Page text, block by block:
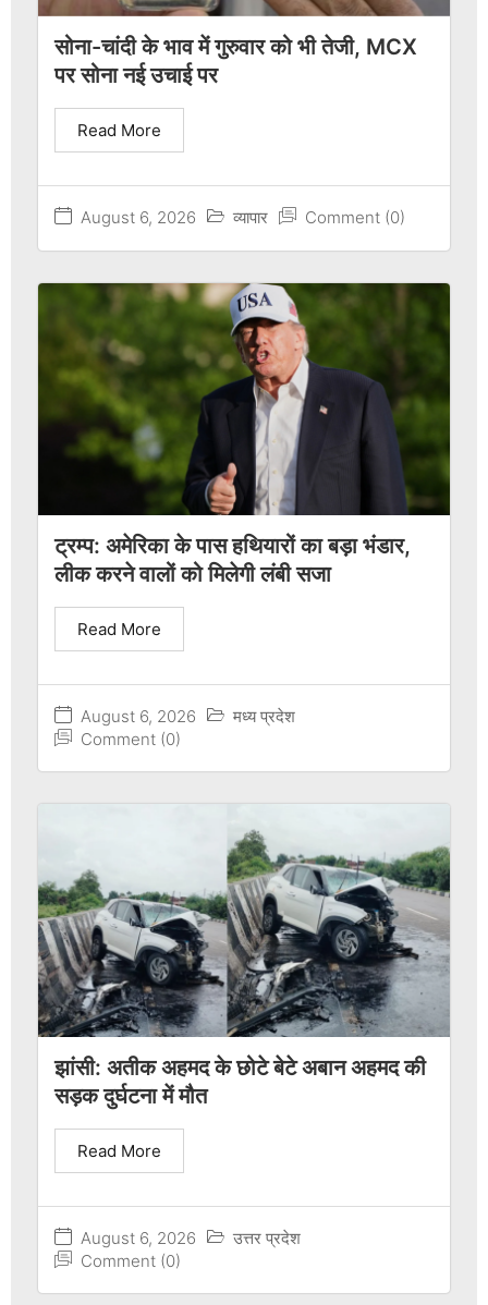
सोना-चांदी के भाव में गुरुवार को भी तेजी, MCX
पर सोना नई उचाई पर
August 6, 2026 व्यापार Comment (0)
Read More
ट्रम्प: अमेरिका के पास हथियारों का बड़ा भंडार,
लीक करने वालों को मिलेगी लंबी सजा
August 6, 2026
मध्य प्रदेश
Comment (0)
Read More
झांसी: अतीक अहमद के छोटे बेटे अबान अहमद की
सड़क दुर्घटना में मौत
August 6, 2026
उत्तर प्रदेश
Comment (0)
Read More